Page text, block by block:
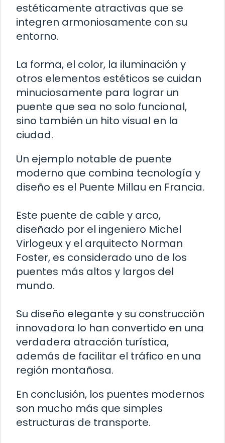
estéticamente atractivas que se
integren armoniosamente con su
entorno.
La forma, el color, la iluminación y
otros elementos estéticos se cuidan
minuciosamente para lograr un
puente que sea no solo funcional,
sino también un hito visual en la
ciudad.
Un ejemplo notable de puente
moderno que combina tecnología y
diseño es el Puente Millau en Francia.
Este puente de cable y arco,
diseñado por el ingeniero Michel
Virlogeux y el arquitecto Norman
Foster, es considerado uno de los
puentes más altos y largos del
mundo.
Su diseño elegante y su construcción
innovadora lo han convertido en una
verdadera atracción turística,
además de facilitar el tráfico en una
región montañosa.
En conclusión, los puentes modernos
son mucho más que simples
estructuras de transporte.